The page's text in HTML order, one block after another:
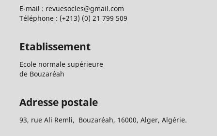
E-mail : revuesocles@gmail.com
Téléphone : (+213) (0) 21 799 509
Etablissement
Ecole normale supérieure
de Bouzaréah
Adresse postale
93, rue Ali Remli, Bouzaréah, 16000, Alger, Algérie.